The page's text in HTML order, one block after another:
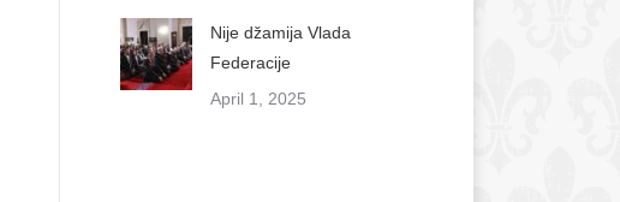
Nije džamija Vlada
Federacije
April 1, 2025